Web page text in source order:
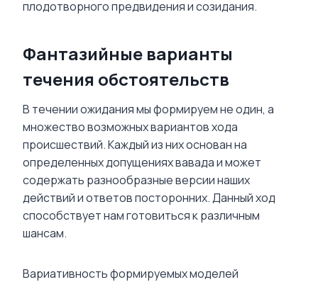
плодотворного предвидения и созидания.
Фантазийные варианты
течения обстоятельств
В течении ожидания мы формируем не один, а
множество возможных вариантов хода
происшествий. Каждый из них основан на
определенных допущениях вавада и может
содержать разнообразные версии наших
действий и ответов посторонних. Данный ход
способствует нам готовиться к различным
шансам.
Вариативность формируемых моделей